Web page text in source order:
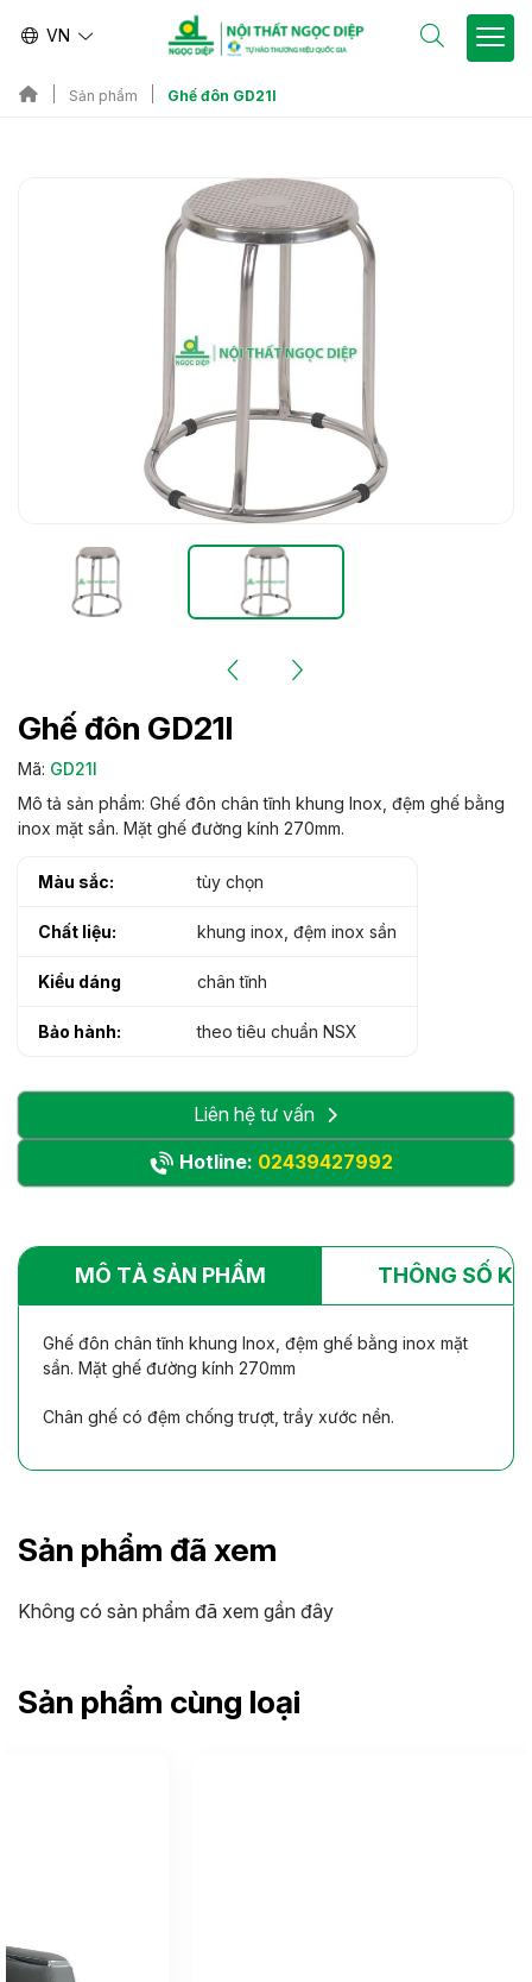
VN
Sản phẩm Ghế đôn GD21I
Ghế đôn GD21I
Mã: GD21I
Mô tả sản phẩm: Ghế đôn chân tĩnh khung Inox, đệm ghế bằng
inox mặt sần. Mặt ghế đường kính 270mm.
Màu sắc: tùy chọn
Chất liệu: khung inox, đệm inox sần
Kiểu dáng chân tĩnh
Bảo hành: theo tiêu chuẩn NSX
Liên hệ tư vấn
Hotline: 02439427992
MÔ TẢ SẢN PHẨM THÔNG SỐ
Ghế đôn chân tĩnh khung Inox, đệm ghế bằng inox mặt
sần. Mặt ghế đường kính 270mm
Chân ghế có đệm chống trượt, trầy xước nền.
Sản phẩm đã xem
Không có sản phẩm đã xem gần đây
Sản phẩm cùng loại